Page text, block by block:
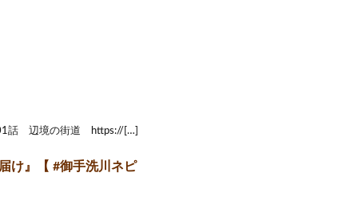
01話 辺境の街道 https://[…]
け』【 #御手洗川ネピ